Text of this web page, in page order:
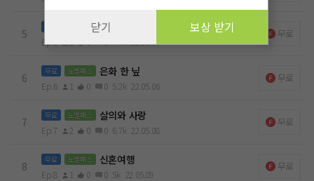
5
노벨패스 시장 구경, 그리고 티파티
Ep.5 2 0 0 7.4k 22.05.04
무료
6
무료 노벨패스 은화 한 닢
Ep.6 1 0 0 5.2k 22.05.06
무료
7
무료 노벨패스 살의와 사랑
Ep.7 2 0 0 6.7k 22.05.08
무료
8
무료 노벨패스 신혼여행
Ep.8 1 0 0 5k 22.05.09
무료
닫기 보상 받기